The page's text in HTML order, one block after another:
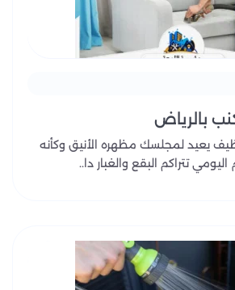
بالرياض
يعيد لمجلسك مظهره الأنيق وكأنه
تتراكم البقع والغبار دا..